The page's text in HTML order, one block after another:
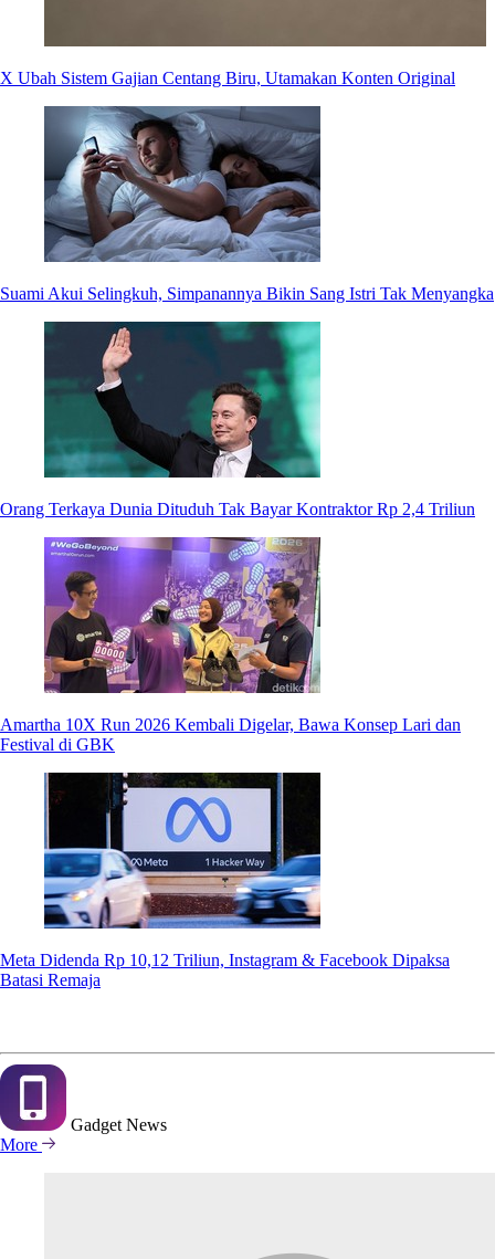
X Ubah Sistem Gajian Centang Biru, Utamakan Konten Original
Suami Akui Selingkuh, Simpanannya Bikin Sang Istri Tak Menyangka
Orang Terkaya Dunia Dituduh Tak Bayar Kontraktor Rp 2,4 Triliun
Amartha 10X Run 2026 Kembali Digelar, Bawa Konsep Lari dan
Festival di GBK
Meta Didenda Rp 10,12 Triliun, Instagram & Facebook Dipaksa
Batasi Remaja
GadgetNews
More